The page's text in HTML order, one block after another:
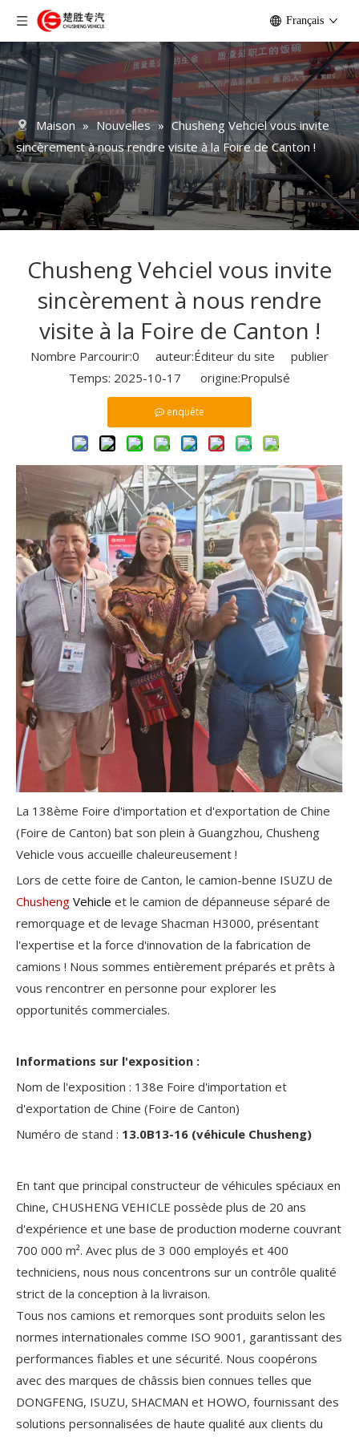
Français
Maison » Nouvelles » Chusheng Vehciel vous invite
sincèrement à nous rendre visite à la Foire de Canton !
Chusheng Vehciel vous invite
sincèrement à nous rendre
visite à la Foire de Canton !
Nombre Parcourir:0 auteur:Éditeur du site publier
Temps: 2025-10-17 origine:Propulsé
enquête
La 138ème Foire d'importation et d'exportation de Chine
(Foire de Canton) bat son plein à Guangzhou, Chusheng
Vehicle vous accueille chaleureusement !
Lors de cette foire de Canton, le camion-benne ISUZU de
Chusheng Vehicle et le camion de dépanneuse séparé de
remorquage et de levage Shacman H3000, présentant
l'expertise et la force d'innovation de la fabrication de
camions ! Nous sommes entièrement préparés et prêts à
vous rencontrer en personne pour explorer les
opportunités commerciales.
Informations sur l'exposition :
Nom de l'exposition : 138e Foire d'importation et
d'exportation de Chine (Foire de Canton)
Numéro de stand : 13.0B13-16 (véhicule Chusheng)
En tant que principal constructeur de véhicules spéciaux en
Chine, CHUSHENG VEHICLE possède plus de 20 ans
d'expérience et une base de production moderne couvrant
700 000 m². Avec plus de 3 000 employés et 400
techniciens, nous nous concentrons sur un contrôle qualité
strict de la conception à la livraison.
Tous nos camions et remorques sont produits selon les
normes internationales comme ISO 9001, garantissant des
performances fiables et une sécurité. Nous coopérons
avec des marques de châssis bien connues telles que
DONGFENG, ISUZU, SHACMAN et HOWO, fournissant des
solutions personnalisées de haute qualité aux clients du